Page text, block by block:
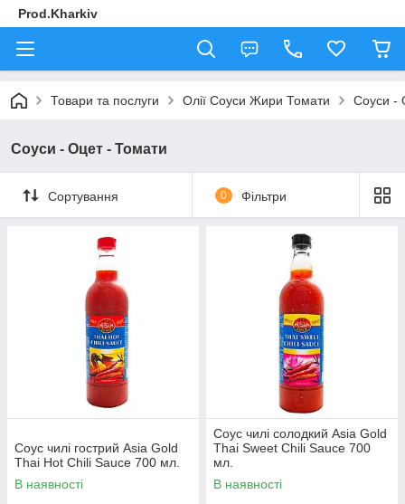
Prod.Kharkiv
Товари та послуги Олії Соуси Жири Томати Соуси -
Соуси - Оцет - Томати
Сортування 0 Фільтри
Соус чилі гострий Asia Gold
Thai Hot Chili Sauce 700 мл.
В наявності
Соус чилі солодкий Asia Gold
Thai Sweet Chili Sauce 700
мл.
В наявності